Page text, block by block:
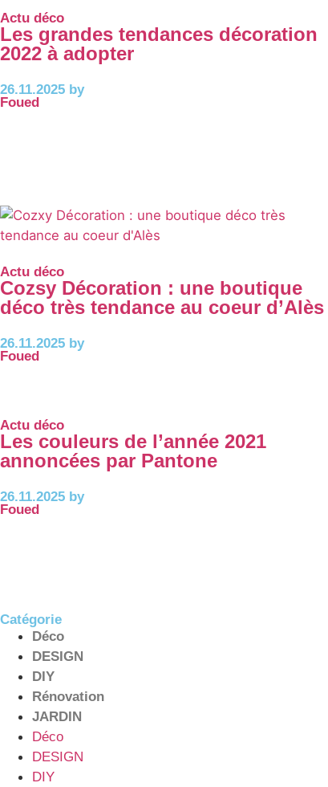
Actu déco
Les grandes tendances décoration
2022 à adopter
26.11.2025 by
Foued
Actu déco
Cozsy Décoration : une boutique
déco très tendance au coeur d’Alès
26.11.2025 by
Foued
Actu déco
Les couleurs de l’année 2021
annoncées par Pantone
26.11.2025 by
Foued
Catégorie
Déco
DESIGN
DIY
Rénovation
JARDIN
Déco
DESIGN
DIY